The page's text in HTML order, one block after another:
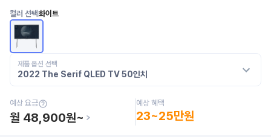
컬러 선택화이트
제품 옵션 선택
2022 The Serif QLED TV 50인치
예상 요금
월 48,900원~
예상 혜택
23~25만원